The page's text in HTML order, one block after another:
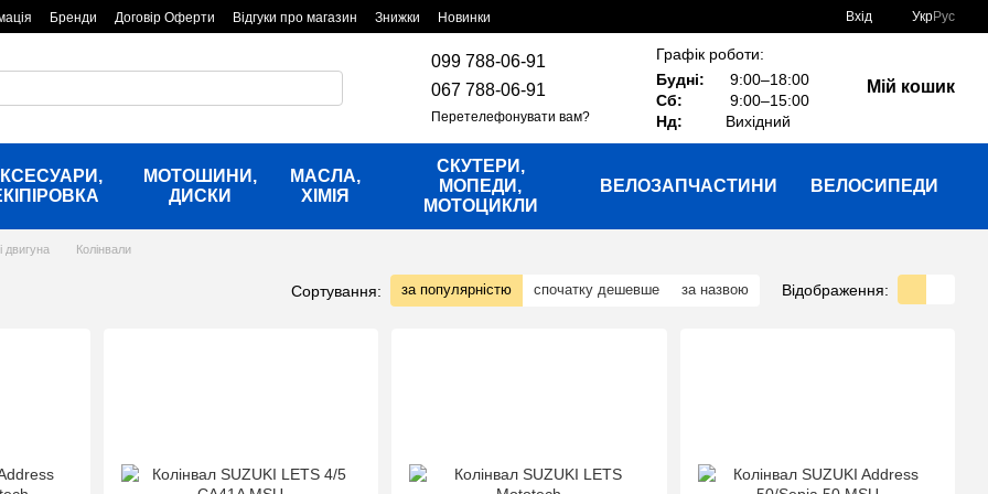
Бренди Договір Оферти Відгуки про магазин Знижки Новинки Вхід УкрРус
099 788-06-91
067 788-06-91
Перетелефонувати вам?
Графік роботи:
Будні:
9:00–18:00
Сб:
9:00–15:00
Нд:
Вихідний
Мій кошик
МОТОШИНИ,
ДИСКИ
МАСЛА,
ХІМІЯ
СКУТЕРИ,
МОПЕДИ,
МОТОЦИКЛИ
ВЕЛОЗАПЧАСТИНИ ВЕЛОСИПЕДИ
двигуна Колінвали
Сортування: за популярністю спочатку дешевше за назвою Відображення: